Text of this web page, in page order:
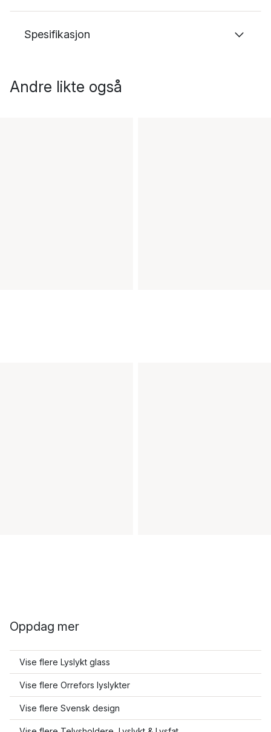
Spesifikasjon
Andre likte også
Oppdag mer
Vise flere Lyslykt glass
Vise flere Orrefors lyslykter
Vise flere Svensk design